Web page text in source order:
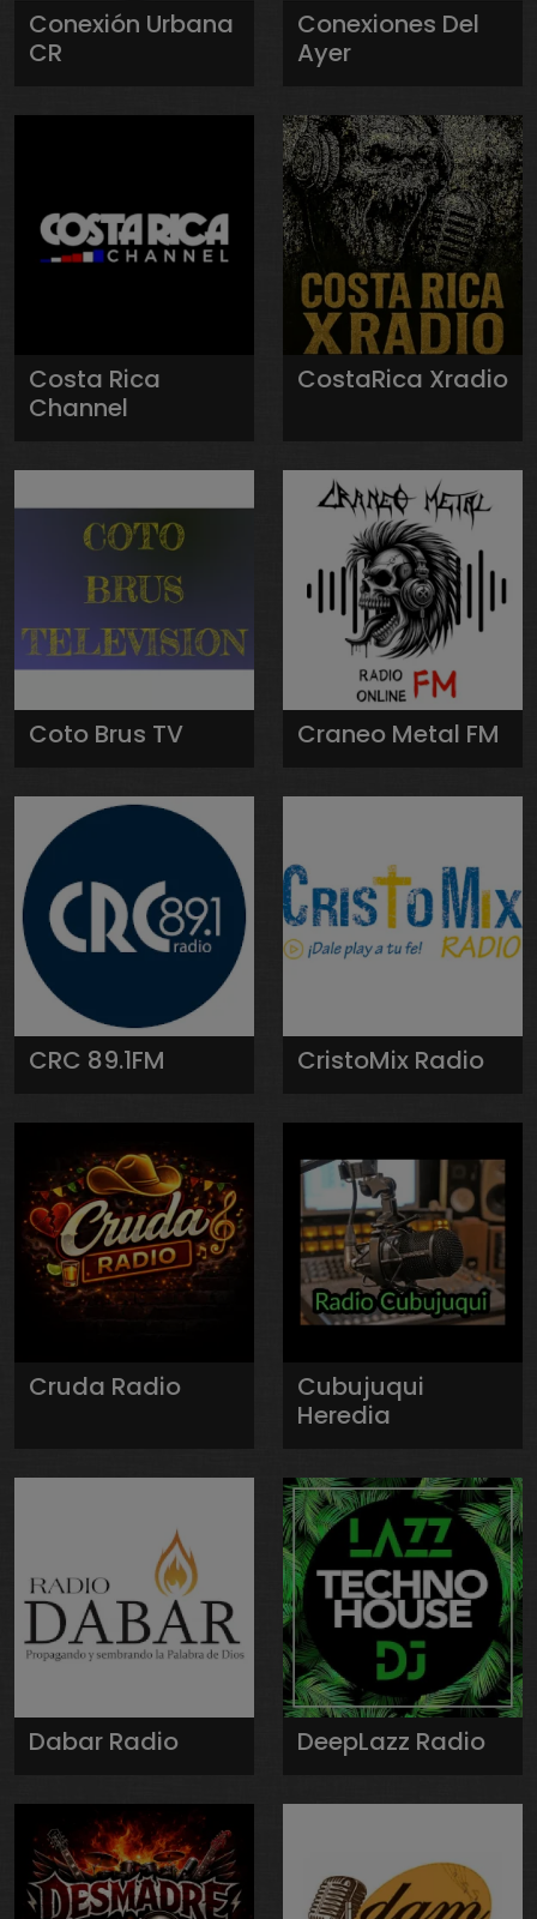
Conexión Urbana
CR
Conexiones Del
Ayer
Costa Rica
Channel
CostaRica Xradio
Coto Brus TV Craneo Metal FM
CRC 89.1FM CristoMix Radio
Cruda Radio
Cubujuqui
Heredia
Dabar Radio DeepLazz Radio